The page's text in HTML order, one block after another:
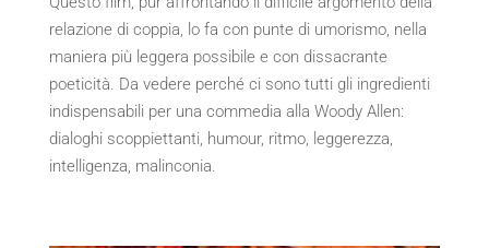
relazione di coppia, lo fa con punte di umorismo, nella
maniera più leggera possibile e con dissacrante
poeticità. Da vedere perché ci sono tutti gli ingredienti
indispensabili per una commedia alla Woody Allen:
dialoghi scoppiettanti, humour, ritmo, leggerezza,
intelligenza, malinconia.